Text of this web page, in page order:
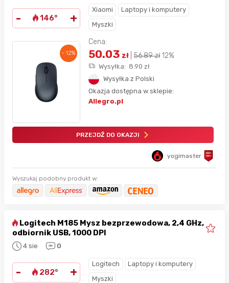
- 146° +
Xiaomi
Laptopy i komputery
Myszki
- 12%
Cena:
50.03 zł 56.89zł 12%
Wysyłka: 8.90 zł
Wysyłka z Polski
Okazja dostępna w sklepie:
Allegro.pl
PRZEJDŹ DO OKAZJI
yogimaster
Wyszukaj podobny produkt w:
Logitech M185 Mysz bezprzewodowa, 2,4 GHz,
odbiornik USB, 1000 DPI
4 sie 0
- 282° +
Logitech
Laptopy i komputery
Myszki